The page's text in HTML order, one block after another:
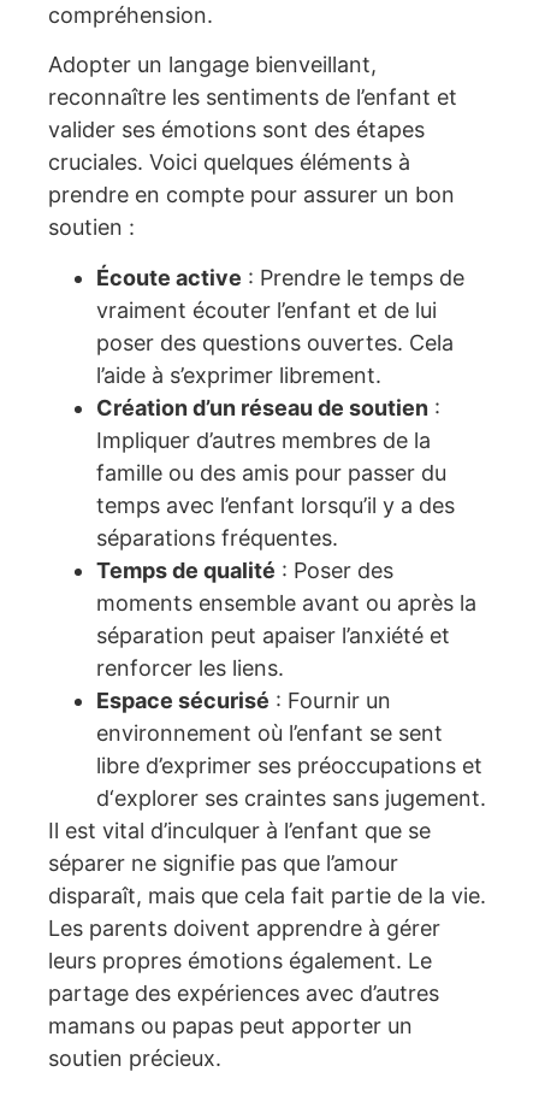
compréhension.
Adopter un langage bienveillant,
reconnaître les sentiments de l’enfant et
valider ses émotions sont des étapes
cruciales. Voici quelques éléments à
prendre en compte pour assurer un bon
soutien :
Écoute active : Prendre le temps de
vraiment écouter l’enfant et de lui
poser des questions ouvertes. Cela
l’aide à s’exprimer librement.
Création d’un réseau de soutien :
Impliquer d’autres membres de la
famille ou des amis pour passer du
temps avec l’enfant lorsqu’il y a des
séparations fréquentes.
Temps de qualité : Poser des
moments ensemble avant ou après la
séparation peut apaiser l’anxiété et
renforcer les liens.
Espace sécurisé : Fournir un
environnement où l’enfant se sent
libre d’exprimer ses préoccupations et
d‘explorer ses craintes sans jugement.
Il est vital d’inculquer à l’enfant que se
séparer ne signifie pas que l’amour
disparaît, mais que cela fait partie de la vie.
Les parents doivent apprendre à gérer
leurs propres émotions également. Le
partage des expériences avec d’autres
mamans ou papas peut apporter un
soutien précieux.